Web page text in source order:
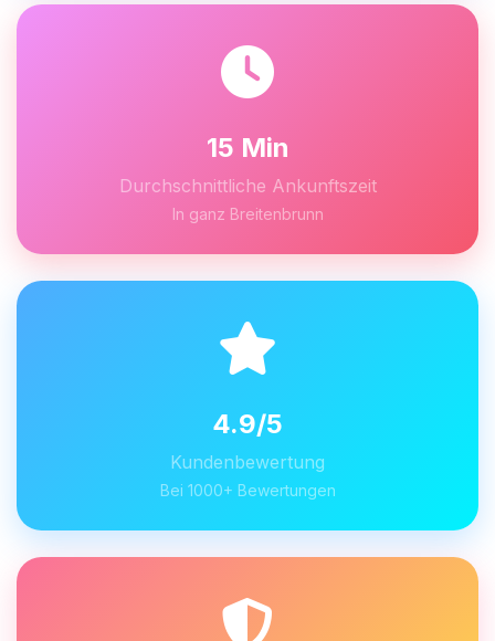
15 Min
Durchschnittliche Ankunftszeit
In ganz Breitenbrunn
4.9/5
Kundenbewertung
Bei 1000+ Bewertungen